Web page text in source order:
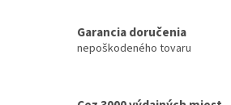
Garancia doručenia
nepoškodeného tovaru